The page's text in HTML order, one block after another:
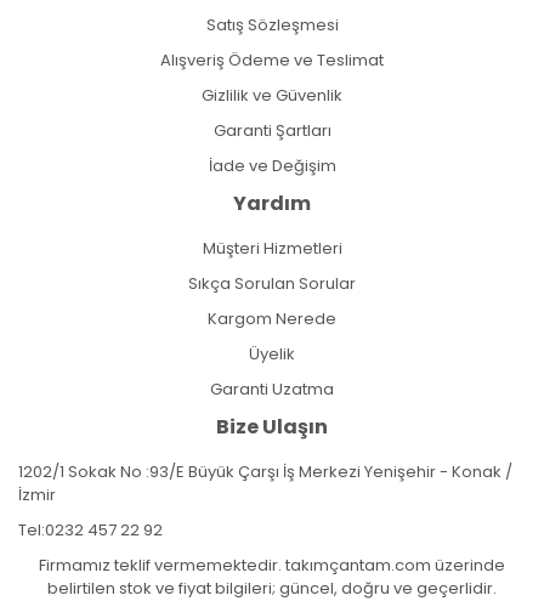
Satış Sözleşmesi
Alışveriş Ödeme ve Teslimat
Gizlilik ve Güvenlik
Garanti Şartları
İade ve Değişim
Yardım
Müşteri Hizmetleri
Sıkça Sorulan Sorular
Kargom Nerede
Üyelik
Garanti Uzatma
Bize Ulaşın
1202/1 Sokak No :93/E Büyük Çarşı İş Merkezi Yenişehir - Konak /
İzmir
Tel:0232 457 22 92
Firmamız teklif vermemektedir. takımçantam.com üzerinde
belirtilen stok ve fiyat bilgileri; güncel, doğru ve geçerlidir.